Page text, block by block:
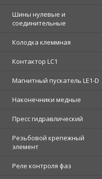
Шины нулевые и
соединительные
Колодка клеммная
Контактор LC1
Магнитный пускатель LE1-D
Наконечники медные
Пресс гидравлический
Резьбовой крепежный
элемент
Реле контроля фаз